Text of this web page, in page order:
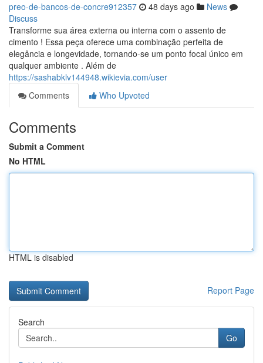
preo-de-bancos-de-concre912357 48 days ago
News
Discuss
Transforme sua área externa ou interna com o assento de
cimento ! Essa peça oferece uma combinação perfeita de
elegância e longevidade, tornando-se um ponto focal único em
qualquer ambiente . Além de
https://sashabklv144948.wikievia.com/user
Comments
Who Upvoted
Comments
Submit a Comment
No HTML
HTML is disabled
Report Page
Search
Go